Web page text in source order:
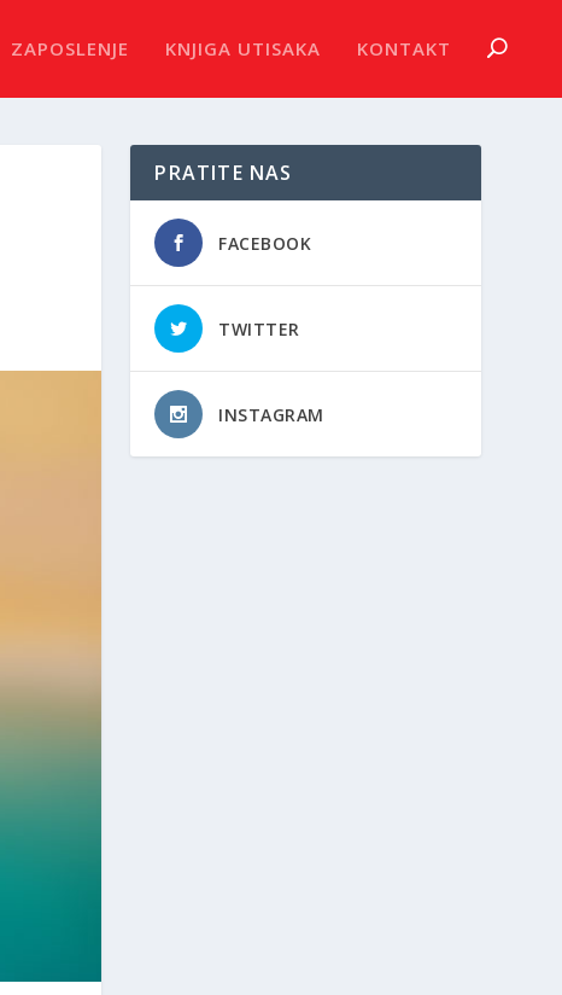
ZAPOSLENJE KNJIGA UTISAKA KONTAKT
PRATITE NAS
FACEBOOK
TWITTER
INSTAGRAM